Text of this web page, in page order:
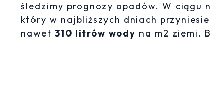
śledzimy prognozy opadów. W ciągu
który w najbliższych dniach przyniesie
nawet310 litrów wody na m2 ziemi.